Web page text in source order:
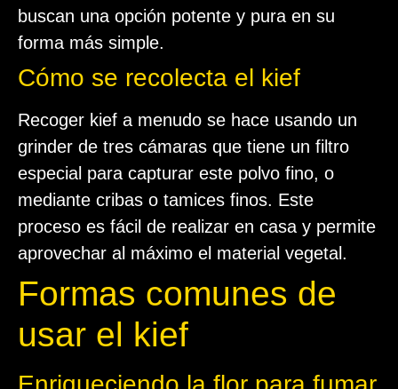
buscan una opción potente y pura en su
forma más simple.
Cómo se recolecta el kief
Recoger kief a menudo se hace usando un
grinder de tres cámaras que tiene un filtro
especial para capturar este polvo fino, o
mediante cribas o tamices finos. Este
proceso es fácil de realizar en casa y permite
aprovechar al máximo el material vegetal.
Formas comunes de
usar el kief